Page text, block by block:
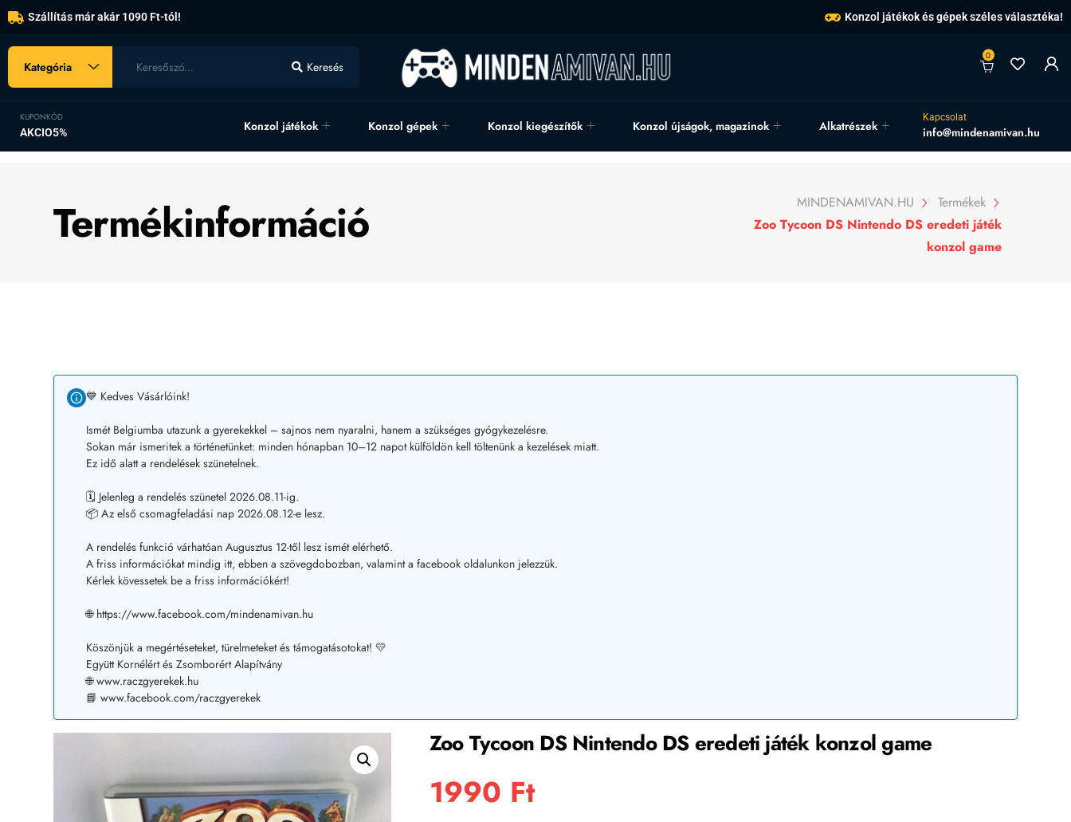
Szállítás már akár 1090 Ft-tól! Konzol játékok és gépek széles választéka!
Kategória Keresés
0
KUPONKÓD
AKCIO5% Konzol játékok Konzol gépek Konzol kiegészítők Konzol újságok, magazinok Alkatrészek
Kapcsolat
info@mindenamivan.hu
Termékinformáció MINDENAMIVAN.HU
Termékek
Zoo Tycoon DS Nintendo DS eredeti játék
konzol game
💙 Kedves Vásárlóink!
Ismét Belgiumba utazunk a gyerekekkel – sajnos nem nyaralni, hanem a szükséges gyógykezelésre.
Sokan már ismeritek a történetünket: minden hónapban 10–12 napot külföldön kell töltenünk a kezelések miatt.
Ez idő alatt a rendelések szünetelnek.
🗓️ Jelenleg a rendelés szünetel 2026.08.11-ig.
📦 Az első csomagfeladási nap 2026.08.12-e lesz.
A rendelés funkció várhatóan Augusztus 12-től lesz ismét elérhető.
A friss információkat mindig itt, ebben a szövegdobozban, valamint a facebook oldalunkon jelezzük.
Kérlek kövessetek be a friss információkért!
🌐 https://www.facebook.com/mindenamivan.hu
Köszönjük a megértéseteket, türelmeteket és támogatásotokat! 💛
Együtt Kornélért és Zsomborért Alapítvány
🌐 www.raczgyerekek.hu
📘 www.facebook.com/raczgyerekek
Zoo Tycoon DS Nintendo DS eredeti játék konzol game
1990 Ft